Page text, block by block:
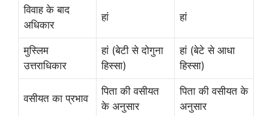
विवाह के बाद
अधिकार
हां हां
मुस्लिम
उत्तराधिकार
हां (बेटी से दोगुना
हिस्सा)
हां (बेटे से आधा
हिस्सा)
वसीयत का प्रभाव
पिता की वसीयत
के अनुसार
पिता की वसीयत के
अनुसार